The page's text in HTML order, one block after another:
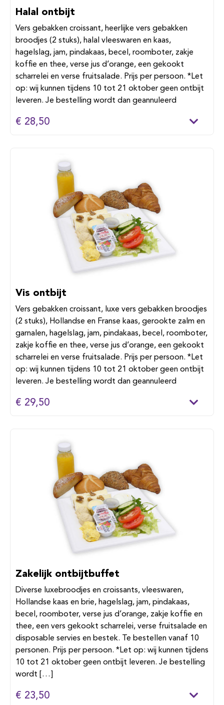
Halal ontbijt
Vers gebakken croissant, heerlijke vers gebakken
broodjes (2 stuks), halal vleeswaren en kaas,
hagelslag, jam, pindakaas, becel, roomboter, zakje
koffie en thee, verse jus d’orange, een gekookt
scharrelei en verse fruitsalade. Prijs per persoon. *Let
op: wij kunnen tijdens 10 tot 21 oktober geen ontbijt
leveren. Je bestelling wordt dan geannuleerd
€ 28,50
Vis ontbijt
Vers gebakken croissant, luxe vers gebakken broodjes
(2 stuks), Hollandse en Franse kaas, gerookte zalm en
garnalen, hagelslag, jam, pindakaas, becel, roomboter,
zakje koffie en thee, verse jus d’orange, een gekookt
scharrelei en verse fruitsalade. Prijs per persoon. *Let
op: wij kunnen tijdens 10 tot 21 oktober geen ontbijt
leveren. Je bestelling wordt dan geannuleerd
€ 29,50
Zakelijk ontbijtbuffet
Diverse luxebroodjes en croissants, vleeswaren,
Hollandse kaas en brie, hagelslag, jam, pindakaas,
becel, roomboter, verse jus d’orange, zakje koffie en
thee, een vers gekookt scharrelei, verse fruitsalade en
disposable servies en bestek. Te bestellen vanaf 10
personen. Prijs per persoon. *Let op: wij kunnen tijdens
10 tot 21 oktober geen ontbijt leveren. Je bestelling
wordt […]
€ 23,50